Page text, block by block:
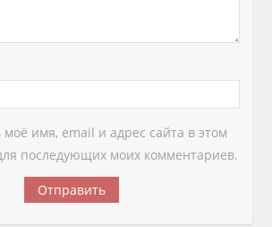
моё имя, email и адрес сайта в этом
последующих моих комментариев.